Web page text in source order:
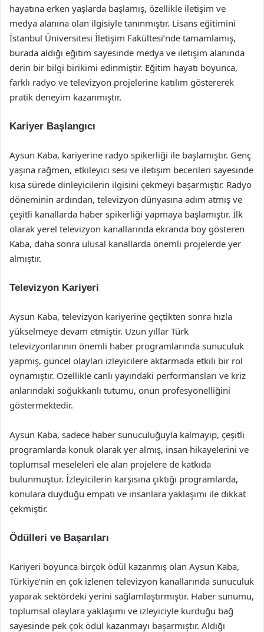
hayatına erken yaşlarda başlamış, özellikle iletişim ve
medya alanına olan ilgisiyle tanınmıştır. Lisans eğitimini
İstanbul Üniversitesi İletişim Fakültesi’nde tamamlamış,
burada aldığı eğitim sayesinde medya ve iletişim alanında
derin bir bilgi birikimi edinmiştir. Eğitim hayatı boyunca,
farklı radyo ve televizyon projelerine katılım göstererek
pratik deneyim kazanmıştır.
Kariyer Başlangıcı
Aysun Kaba, kariyerine radyo spikerliği ile başlamıştır. Genç
yaşına rağmen, etkileyici sesi ve iletişim becerileri sayesinde
kısa sürede dinleyicilerin ilgisini çekmeyi başarmıştır. Radyo
döneminin ardından, televizyon dünyasına adım atmış ve
çeşitli kanallarda haber spikerliği yapmaya başlamıştır. İlk
olarak yerel televizyon kanallarında ekranda boy gösteren
Kaba, daha sonra ulusal kanallarda önemli projelerde yer
almıştır.
Televizyon Kariyeri
Aysun Kaba, televizyon kariyerine geçtikten sonra hızla
yükselmeye devam etmiştir. Uzun yıllar Türk
televizyonlarının önemli haber programlarında sunuculuk
yapmış, güncel olayları izleyicilere aktarmada etkili bir rol
oynamıştır. Özellikle canlı yayındaki performansları ve kriz
anlarındaki soğukkanlı tutumu, onun profesyonelliğini
göstermektedir.
Aysun Kaba, sadece haber sunuculuğuyla kalmayıp, çeşitli
programlarda konuk olarak yer almış, insan hikayelerini ve
toplumsal meseleleri ele alan projelere de katkıda
bulunmuştur. İzleyicilerin karşısına çıktığı programlarda,
konulara duyduğu empati ve insanlara yaklaşımı ile dikkat
çekmiştir.
Ödülleri ve Başarıları
Kariyeri boyunca birçok ödül kazanmış olan Aysun Kaba,
Türkiye’nin en çok izlenen televizyon kanallarında sunuculuk
yaparak sektördeki yerini sağlamlaştırmıştır. Haber sunumu,
toplumsal olaylara yaklaşımı ve izleyiciyle kurduğu bağ
sayesinde pek çok ödül kazanmayı başarmıştır. Aldığı